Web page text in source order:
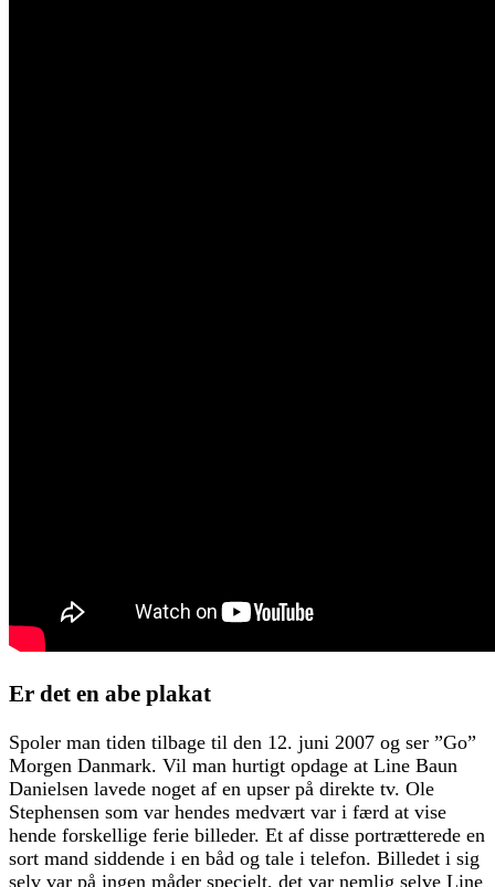
Er det en abe plakat
Spoler man tiden tilbage til den 12. juni 2007 og ser ”Go”
Morgen Danmark. Vil man hurtigt opdage at Line Baun
Danielsen lavede noget af en upser på direkte tv. Ole
Stephensen som var hendes medvært var i færd at vise
hende forskellige ferie billeder. Et af disse portrætterede en
sort mand siddende i en båd og tale i telefon. Billedet i sig
selv var på ingen måder specielt, det var nemlig selve Line